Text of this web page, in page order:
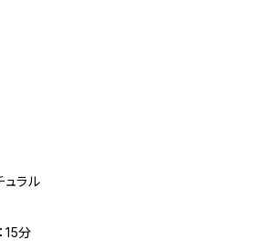
ュラル
15分